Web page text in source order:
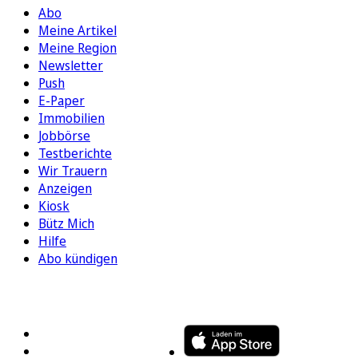
Abo
Meine Artikel
Meine Region
Newsletter
Push
E-Paper
Immobilien
Jobbörse
Testberichte
Wir Trauern
Anzeigen
Kiosk
Bütz Mich
Hilfe
Abo kündigen